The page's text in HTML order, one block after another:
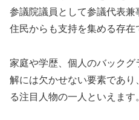
参議院議員として参議代表
住民からも支持を集める存在
家庭や学歴、個人のバック
解には欠かせない要素であ
る注目人物の一人といえます